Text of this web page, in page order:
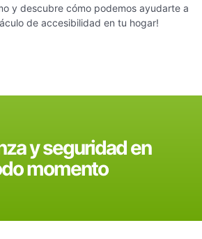
y descubre cómo podemos ayudarte a
de accesibilidad en tu hogar!
y seguridad en
momento